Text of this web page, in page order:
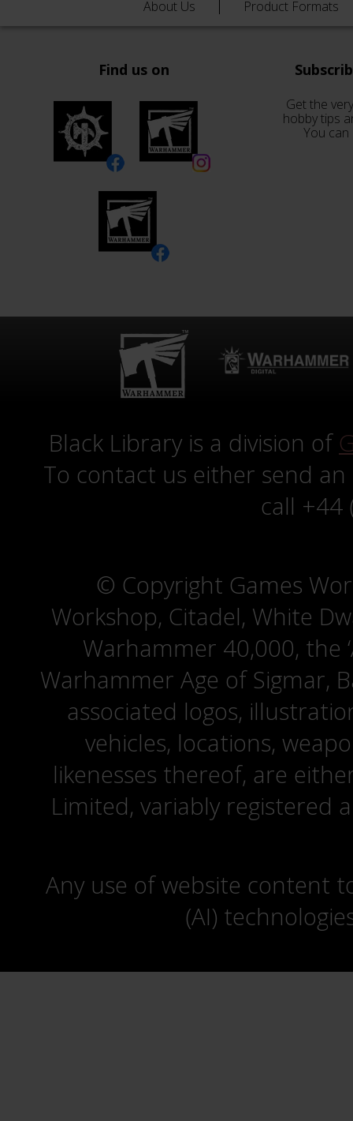
About Us Product Formats
Find us on
Get the
hobby tips
You
Black Library is a division of
To contact us either send
call +44
© Copyright Games
Workshop, Citadel, White
Warhammer 40,000, the
Warhammer Age of Sigmar,
associated logos,
vehicles, locations,
likenesses thereof, are
Limited, variably registered
Any use of website content
(AI)